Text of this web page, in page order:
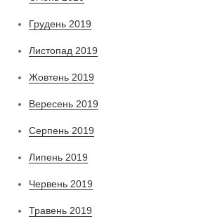
Грудень 2019
Листопад 2019
Жовтень 2019
Вересень 2019
Серпень 2019
Липень 2019
Червень 2019
Травень 2019